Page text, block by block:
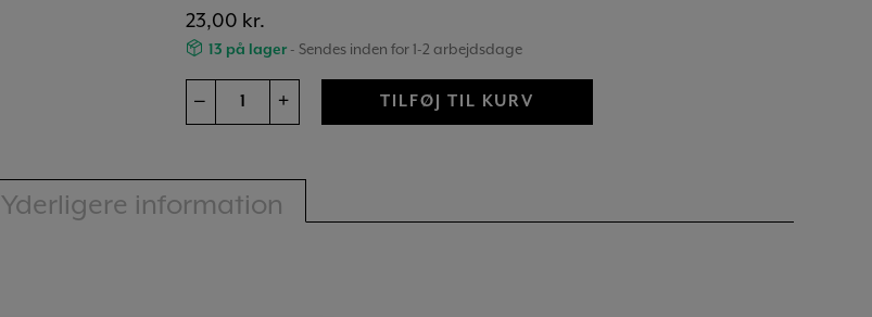
23,00 kr.
13 på lager- Sendes inden for 1-2 arbejdsdage
–
stk
+ TILFØJ TIL KURV
Yderligere information